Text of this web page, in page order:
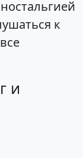
к
и